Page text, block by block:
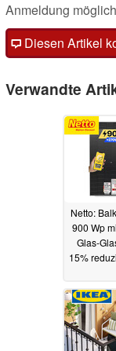
Anmeldung
Diesen Artikel
Verwandte
Netto:
900 Wp
Glas-
15%